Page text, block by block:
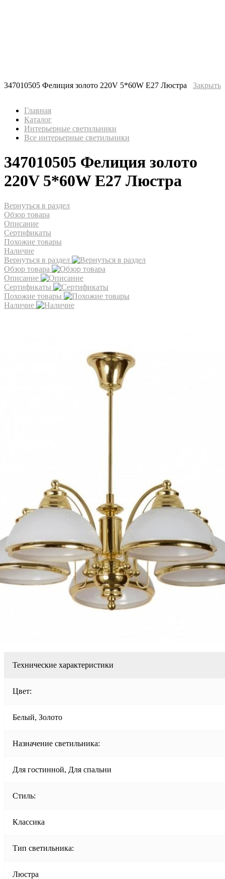
347010505 Фелиция золото 220V 5*60W Е27 Люстра Закрыть
Главная
Каталог
Интерьерные светильники
Все интерьерные светильники
347010505 Фелиция золото
220V 5*60W Е27 Люстра
Вернуться в раздел
Обзор товара
Описание
Сертификаты
Похожие товары
Наличие
Вернуться в раздел
Обзор товара
Описание
Сертификаты
Похожие товары
Наличие
Технические характеристики
Цвет:
Белый, Золото
Назначение светильника:
Для гостинной, Для спальни
Стиль:
Классика
Тип светильника:
Люстра